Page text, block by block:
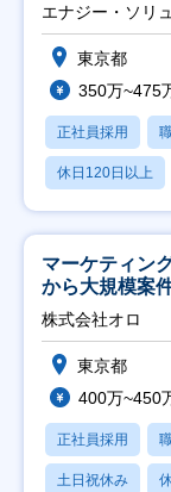
エナジー・ソリ
東京都
350万~475
正社員採用
休日120日以上
マーケティン
から大規模案
修充実】
株式会社オロ
東京都
400万~450
正社員採用
土日祝休み